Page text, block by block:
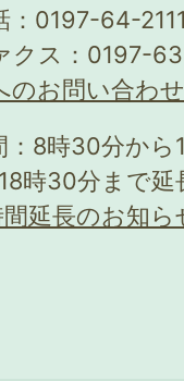
：0197-64-
クス：0197-
のお問い合わ
：8時30分か
時30分まで
延長のお知ら